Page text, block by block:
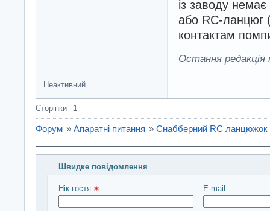
із заводу
або RC-ланцюг
контактам
Остання редакція
Неактивний
Сторінки 1
Форум » Апаратні питання » Снабберний RC ланцюжок
Швидке повідомлення
Введіть повідомлення і натисніть Надіслати
Нік гостя E-mail